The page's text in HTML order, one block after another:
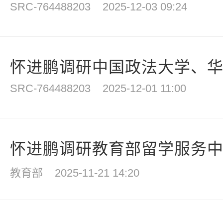
SRC-764488203 2025-12-03 09:24
怀进鹏调研中国政法大学、
SRC-764488203 2025-12-01 11:00
怀进鹏调研教育部留学服务
教育部 2025-11-21 14:20